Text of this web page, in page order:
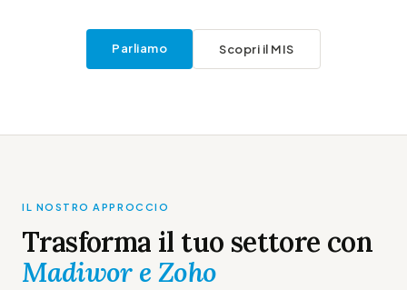
Parliamo Scopri il MIS
IL NOSTRO APPROCCIO
Trasforma il tuo settore con
Madiwor e Zoho